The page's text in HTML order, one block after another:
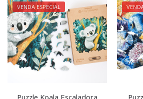
VENDA ESPECIAL
Puzzle Koala Escaladora